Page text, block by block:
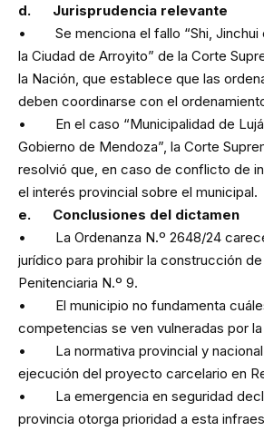
d. Jurisprudencia relevante
• Se menciona el fallo “Shi, Jinchui
la Ciudad de Arroyito” de la Corte
la Nación, que establece que las
deben coordinarse con el
• En el caso “Municipalidad de
Gobierno de Mendoza”, la Corte
resolvió que, en caso de conflicto de
el interés provincial sobre el municipal.
e. Conclusiones del dictamen
• La Ordenanza N.º 2648/24
jurídico para prohibir la construcción de
Penitenciaria N.º 9.
• El municipio no fundamenta
competencias se ven vulneradas por
• La normativa provincial y nacional
ejecución del proyecto carcelario en
• La emergencia en seguridad
provincia otorga prioridad a esta